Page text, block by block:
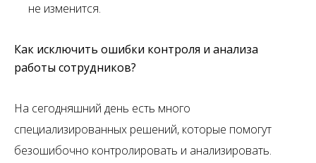
не изменится.
Как исключить ошибки контроля и анализа
работы сотрудников?
На сегодняшний день есть много
специализированных решений, которые помогут
безошибочно контролировать и анализировать.